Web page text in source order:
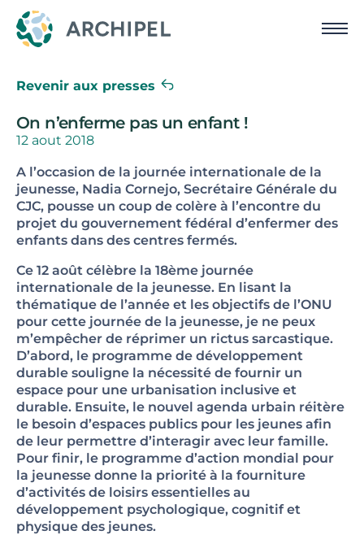
Revenir aux presses
On n’enferme pas un enfant !
12 aout 2018
A l’occasion de la journée internationale de la
jeunesse, Nadia Cornejo, Secrétaire Générale du
CJC, pousse un coup de colère à l’encontre du
projet du gouvernement fédéral d’enfermer des
enfants dans des centres fermés.
Ce 12 août célèbre la 18ème journée
internationale de la jeunesse. En lisant la
thématique de l’année et les objectifs de l’ONU
pour cette journée de la jeunesse, je ne peux
m’empêcher de réprimer un rictus sarcastique.
D’abord, le programme de développement
durable souligne la nécessité de fournir un
espace pour une urbanisation inclusive et
durable. Ensuite, le nouvel agenda urbain réitère
le besoin d’espaces publics pour les jeunes afin
de leur permettre d’interagir avec leur famille.
Pour finir, le programme d’action mondial pour
la jeunesse donne la priorité à la fourniture
d’activités de loisirs essentielles au
développement psychologique, cognitif et
physique des jeunes.